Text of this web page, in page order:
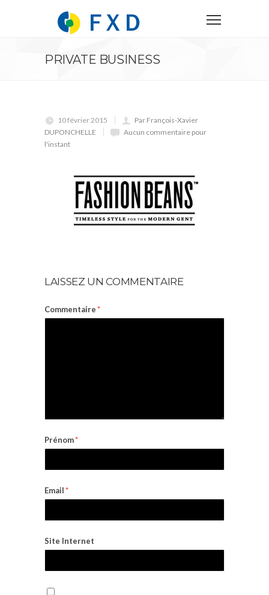
PRIVATE BUSINESS
10 février 2015
Par François-Xavier
DUPONCHELLE
Aucun commentaire pour
l'instant
LAISSEZ UN COMMENTAIRE
Commentaire*
Prénom*
Email*
Site Internet